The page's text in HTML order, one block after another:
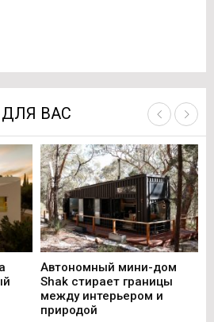
ДЛЯ ВАС
Автономный мини-дом
Shak стирает границы
между интерьером и
природой